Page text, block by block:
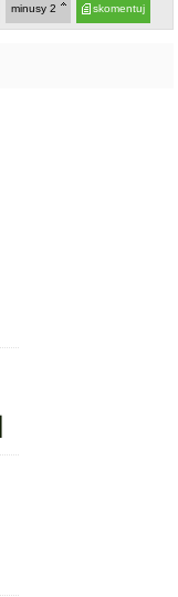
skomentuj
minusy 2